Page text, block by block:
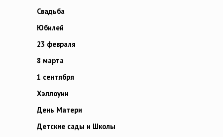
Свадьба
Юбилей
23 февраля
8 марта
1 сентября
Хэллоуин
День Матери
Детские сады и Школы